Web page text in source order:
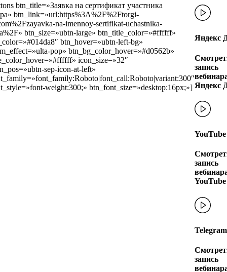
btn_title=»Заявка на сертификат участника
btn_link=»url:https%3A%2F%2Ftorgi-
na-imennoy-sertifikat-uchastnika-
btn_size=»ubtn-large» btn_title_color=»#ffffff»
btn_hover=»ubtn-left-bg»
pop» btn_bg_color_hover=»#d0562b»
icon_size=»32″
sep-icon-at-left»
weight:300;» btn_font_size=»desktop:16px;»]
Яндекс
запись
Яндекс
YouTube
запись
YouTube
Telegram
запись